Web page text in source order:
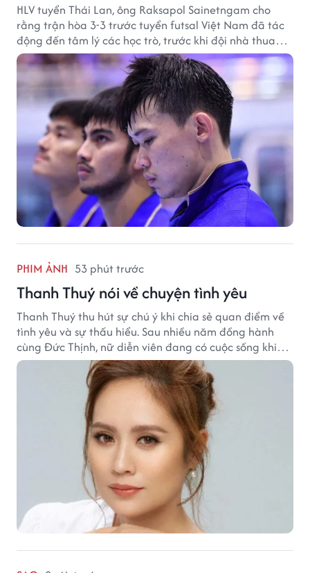
HLV tuyển Thái Lan, ông Raksapol Sainetngam cho
rằng trận hòa 3-3 trước tuyển futsal Việt Nam đã tác
động đến tâm lý các học trò, trước khi đội nhà thua
đậm Nga 1-7.
PHIM ẢNH 53 phút trước
Thanh Thuý nói về chuyện tình yêu
Thanh Thuý thu hút sự chú ý khi chia sẻ quan điểm về
tình yêu và sự thấu hiểu. Sau nhiều năm đồng hành
cùng Đức Thịnh, nữ diễn viên đang có cuộc sống khiến
nhiều khán giả quan tâm.